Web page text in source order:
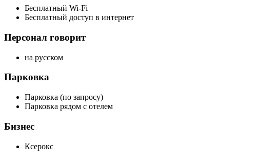
Бесплатный Wi-Fi
Бесплатный доступ в интернет
Персонал говорит
на русском
Парковка
Парковка (по запросу)
Парковка рядом с отелем
Бизнес
Ксерокс